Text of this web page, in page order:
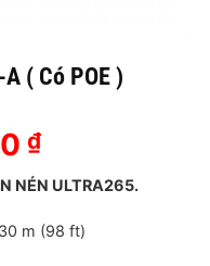
( Có POE )
₫.
₫Giá
tại
là:
1,199,000 ₫.
NÉN ULTRA265.
m (98 ft)